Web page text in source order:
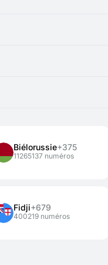
du numéro plus
Biélorussie+375
11265137 numéros
Fidji+679
400219 numéros